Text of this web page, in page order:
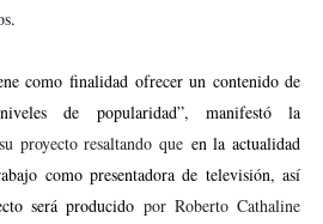
.
como finalidad ofrecer un contenido de
de popularidad”, manifestó la
proyecto resaltando que en la actualidad
como presentadora de televisión, así
será producidopor Roberto Cathaline